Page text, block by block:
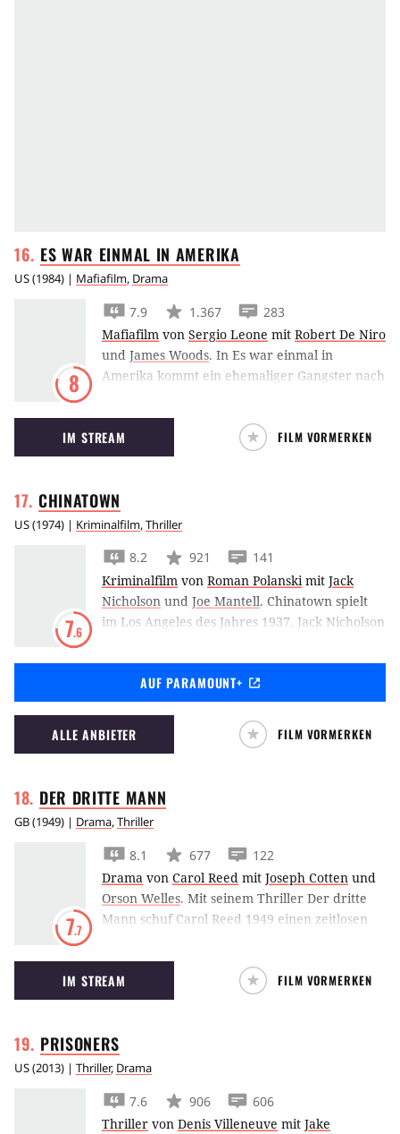
ES WAR EINMAL IN AMERIKA
US(1984) | Mafiafilm, Drama
8
7.9 1.367
283
Mafiafilm von Sergio Leone mit Robert De Niro
und James Woods. In Es war einmal in
Amerika kommt ein ehemaliger Gangster nach
mit den Fehlern seines damaligen Lebens
konfrontiert wird.
IM STREAM FILM VORMERKEN
CHINATOWN
US(1974) | Kriminalfilm,Thriller
7.6
8.2 921
141
Kriminalfilm von Roman Polanskimit Jack
Nicholson und Joe Mantell. Chinatown spielt
im Los Angeles des Jahres 1937. Jack Nicholson
Film, den Roman Polanski in den USA drehte.
AUF PARAMOUNT+
ALLE ANBIETER FILM VORMERKEN
DER DRITTE MANN
GB(1949) | Drama,Thriller
7.7
8.1 677
122
Drama von Carol Reed mit Joseph Cotten und
Orson Welles. Mit seinem Thriller Der dritte
Mann schuf Carol Reed 1949 einen zeitlosen
IM STREAM FILM VORMERKEN
PRISONERS
US(2013) | Thriller, Drama
7.6 906
606
Thriller von Denis Villeneuve mit Jake